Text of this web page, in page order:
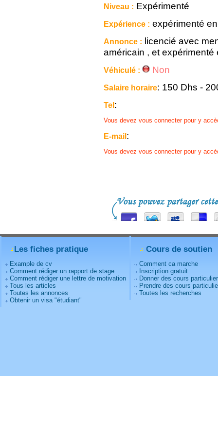
Niveau : Expérimenté
Expérience : expérimenté
Annonce : licencié avec
américain , et
Véhiculé : Non
Salaire horaire: 150 Dhs -
Tel:
Vous devez vous connecter pour y
E-mail:
Vous devez vous connecter pour y
Les fiches pratique
Example de cv
Comment rédiger un rapport de stage
Comment rédiger une lettre de motivation
Tous les articles
Toutes les annonces
Obtenir un visa "étudiant"
Cours de soutien
Comment ca marche
Inscription gratuit
Donner des cours
Prendre des cours
Toutes les recherches